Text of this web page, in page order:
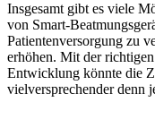
Insgesamt gibt es viele
von Smart-
Patientenversorgung zu
erhöhen. Mit der
Entwicklung könnte die
vielversprechender denn